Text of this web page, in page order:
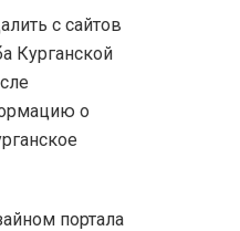
с сайтов
Курганской
о
портала